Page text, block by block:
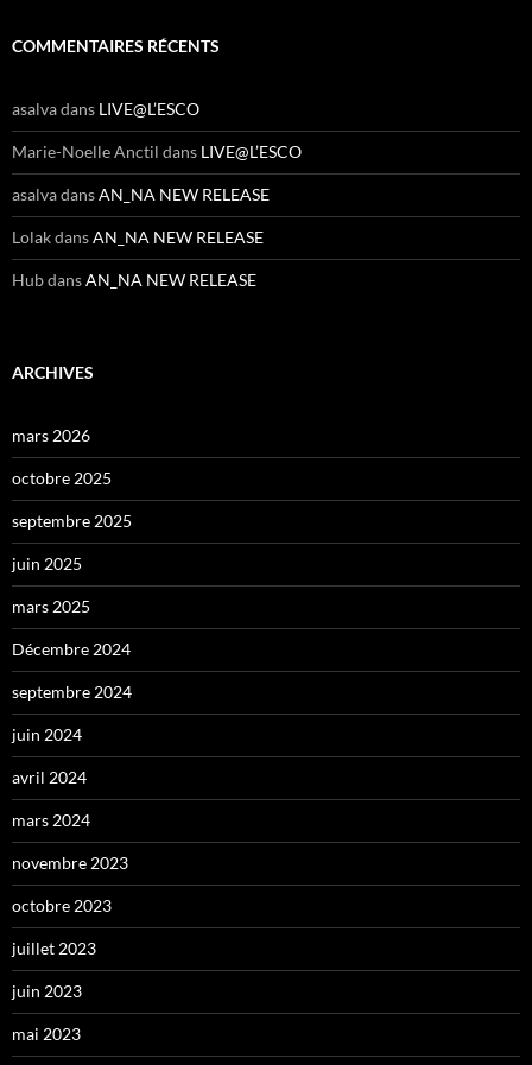
COMMENTAIRES RÉCENTS
asalvadans LIVE@L’ESCO
Marie-Noelle Anctil dans LIVE@L’ESCO
asalvadansAN_NA NEW RELEASE
LolakdansAN_NA NEW RELEASE
HubdansAN_NA NEW RELEASE
ARCHIVES
mars 2026
octobre 2025
septembre 2025
juin 2025
mars 2025
Décembre 2024
septembre 2024
juin 2024
avril 2024
mars 2024
novembre 2023
octobre 2023
juillet 2023
juin 2023
mai 2023